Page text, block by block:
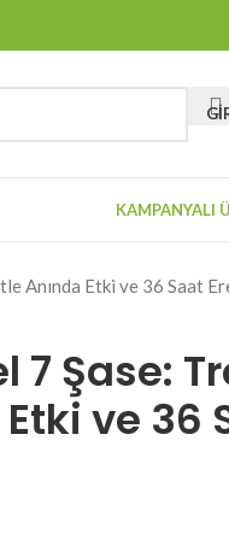
KAMPANYALI
Anında Etki ve 36 Saat
7 Şase:
ve 36